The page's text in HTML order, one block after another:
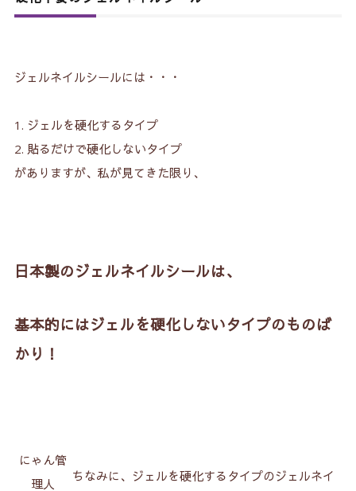
ジェルネイルシールには・・・
ジェルを硬化するタイプ
貼るだけで硬化しないタイプ
がありますが、私が見てきた限り、
日本製のジェルネイルシールは、
基本的にはジェルを硬化しないタイプのものば
かり！
にゃん管
理人
ちなみに、ジェルを硬化するタイプのジェルネイ